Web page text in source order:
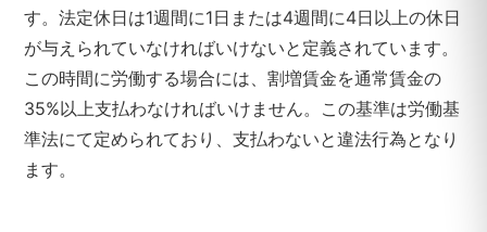
す。法定休日は1週間に1日または4週間に4日以上の休日
が与えられていなければいけないと定義されています。
この時間に労働する場合には、割増賃金を通常賃金の
35%以上支払わなければいけません。この基準は労働基
準法にて定められており、支払わないと違法行為となり
ます。